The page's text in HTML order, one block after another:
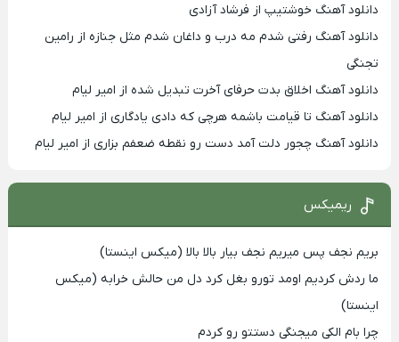
دانلود آهنگ خوشتیپ از فرشاد آزادی
دانلود آهنگ رفتی شدم مه درب و داغان شدم مثل جنازه از رامین
تجنگی
دانلود آهنگ اخلاق بدت حرفای آخرت تبدیل شده از امیر لیام
دانلود آهنگ تا قیامت باشمه هرچی که دادی یادگاری از امیر لیام
دانلود آهنگ چجور دلت آمد دست رو نقطه ضعفم بزاری از امیر لیام
ریمیکس
بریم نجف پس میریم نجف بیار بالا بالا (میکس اینستا)
ما ردش کردیم اومد تورو بغل کرد دل من حالش خرابه (میکس
اینستا)
چرا بام الکی میجنگی دستتو رو کردم